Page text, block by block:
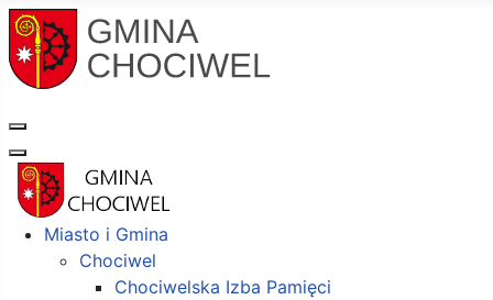
Miasto i Gmina
Chociwel
Chociwelska Izba Pamięci